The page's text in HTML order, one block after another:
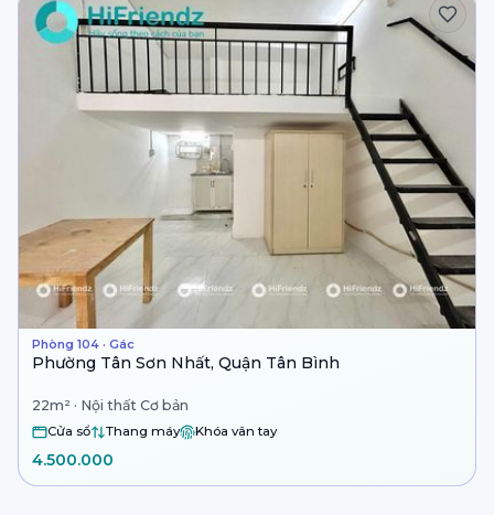
Phòng 104 · Gác
Phường Tân Sơn Nhất, Quận Tân Bình
22m² · Nội thất Cơ bản
Cửa sổ Thang máy Khóa vân tay
4.500.000